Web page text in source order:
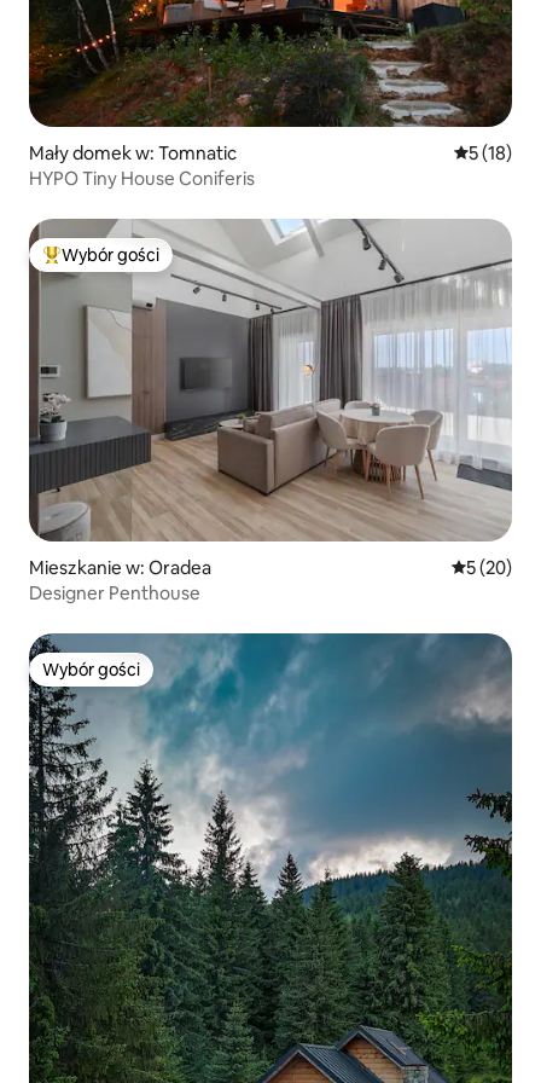
Mały domek w: Tomnatic Średnia
5 (18)
HYPO Tiny House Coniferis
Najpopularniejsze z kategorii Wybór gości
Wybór gości
Mieszkanie w: Oradea Średnia
5 (20)
Designer Penthouse
Wybór gości
Wybór gości